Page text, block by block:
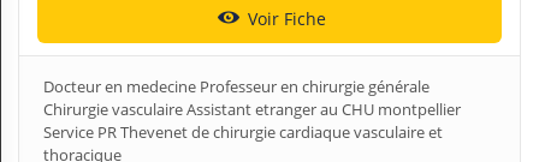
Voir Fiche
Docteur en medecine Professeur en chirurgie générale
Chirurgie vasculaire Assistant etranger au CHU montpellier
Service PR Thevenet de chirurgie cardiaque vasculaire et
thoracique